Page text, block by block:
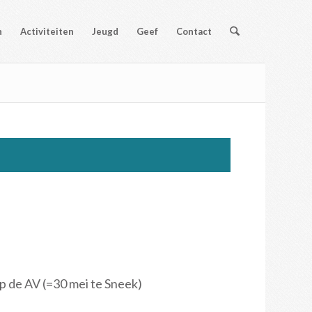
Activiteiten Jeugd Geef Contact
AV (=30 mei te Sneek)